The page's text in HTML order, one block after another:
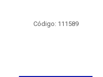
Código: 111589